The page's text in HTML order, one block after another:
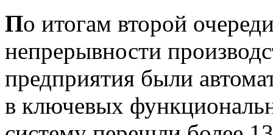
По итогам второй
непрерывности
предприятия были
в ключевых